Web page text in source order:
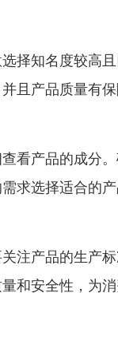
择知名度较高
且产品质量有
看产品的成分
求选择适合的产
注产品的生产
和安全性，为消